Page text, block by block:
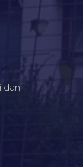
dan